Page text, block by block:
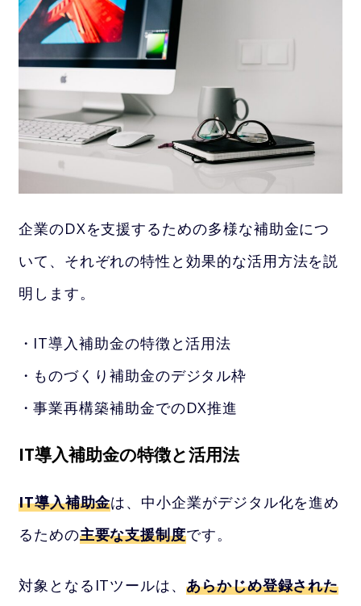
企業のDXを支援するための多様な補助金につ
いて、それぞれの特性と効果的な活用方法を説
明します。
IT導入補助金の特徴と活用法
ものづくり補助金のデジタル枠
事業再構築補助金でのDX推進
IT導入補助金の特徴と活用法
IT導入補助金は、中小企業がデジタル化を進め
るための主要な支援制度です。
対象となるITツールは、 あらかじめ登録された